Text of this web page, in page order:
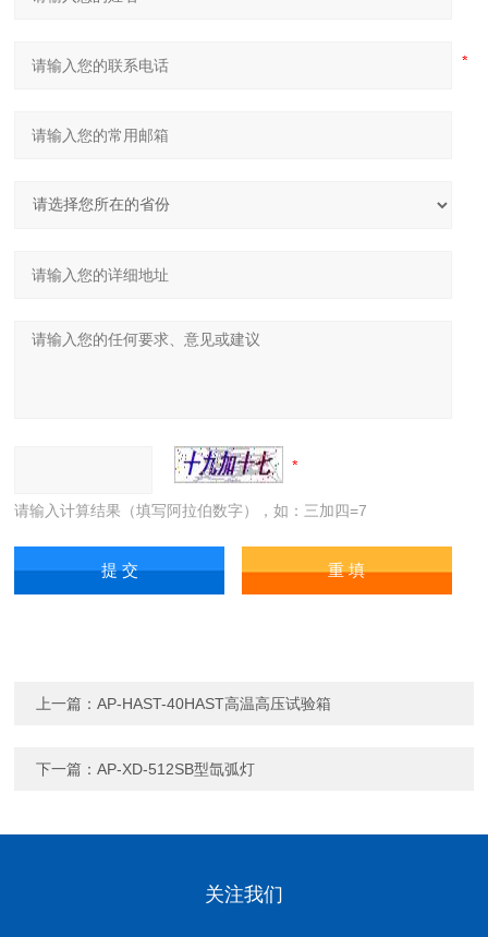
请输入计算结果（填写阿拉伯数字），如：三加四=7
上一篇：AP-HAST-40HAST高温高压试验箱
下一篇：AP-XD-512SB型氙弧灯
关注我们